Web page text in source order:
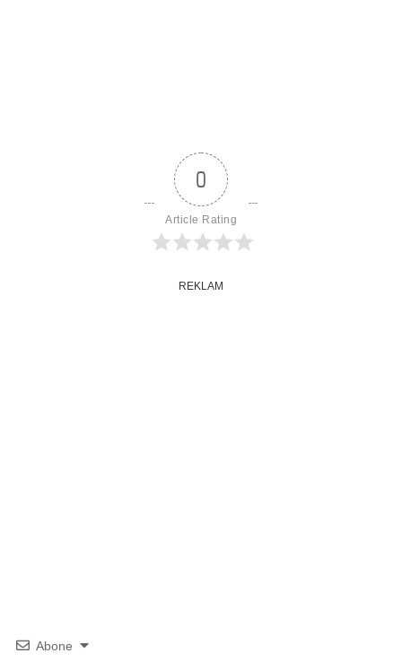
0
Article Rating
REKLAM
Abone